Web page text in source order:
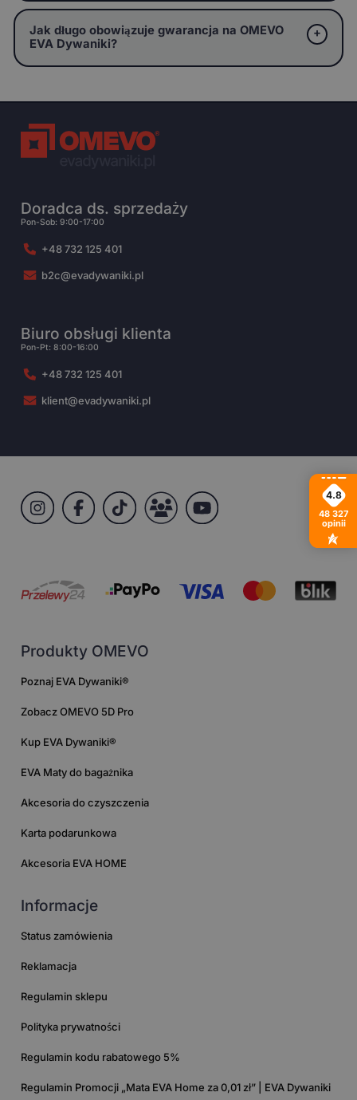
Jak długo obowiązuje gwarancja na OMEVO
EVA Dywaniki?
Doradca ds. sprzedaży
Pon-Sob: 9:00-17:00
+48 732 125 401
b2c@evadywaniki.pl
Biuro obsługi klienta
Pon-Pt: 8:00-16:00
+48 732 125 401
klient@evadywaniki.pl
Produkty OMEVO
Poznaj EVA Dywaniki®
Zobacz OMEVO 5D Pro
Kup EVA Dywaniki®
EVA Maty do bagażnika
Akcesoria do czyszczenia
Karta podarunkowa
Akcesoria EVA HOME
Informacje
Status zamówienia
Reklamacja
Regulamin sklepu
Polityka prywatności
Regulamin kodu rabatowego 5%
Regulamin Promocji „Mata EVA Home za 0,01 zł” | EVA Dywaniki
4.8
48 327
opinii